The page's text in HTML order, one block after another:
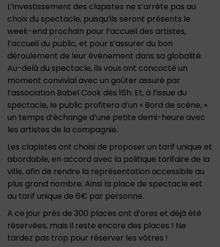
L’investissement des clapistes ne s’arrête pas au
choix du spectacle, puisqu’ils seront présents le
week-end prochain pour l’accueil des artistes,
l’accueil du public, et pour s’assurer du bon
déroulement de leur événement dans sa globalité.
Au-delà du spectacle, ils vous ont concocté un
moment convivial avec un goûter assuré par
l’association Babel Cook dès 16h. Et, à l’issue du
spectacle, le public profitera d’un « Bord de scène, »
un temps d’échange d’une petite demi-heure avec
les artistes de la compagnie.
Les clapistes ont choisi de proposer un tarif unique et
abordable, en accord avec la politique tarifaire de la
ville, afin de rendre la représentation accessible au
plus grand nombre. Ainsi la place de spectacle est
au tarif unique de 6€ par personne.
A ce jour près de 300 places ont d’ores et déjà été
réservées, mais il reste encore des places ! Ne
tardez pas trop pour réserver les vôtres !